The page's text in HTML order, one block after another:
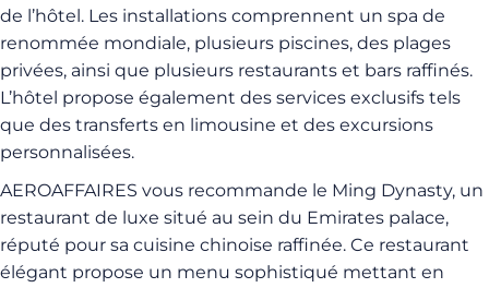
de l’hôtel. Les installations comprennent un spa de
renommée mondiale, plusieurs piscines, des plages
privées, ainsi que plusieurs restaurants et bars raffinés.
L’hôtel propose également des services exclusifs tels
que des transferts en limousine et des excursions
personnalisées.
AEROAFFAIRES vous recommande le Ming Dynasty, un
restaurant de luxe situé au sein du Emirates palace,
réputé pour sa cuisine chinoise raffinée. Ce restaurant
élégant propose un menu sophistiqué mettant en